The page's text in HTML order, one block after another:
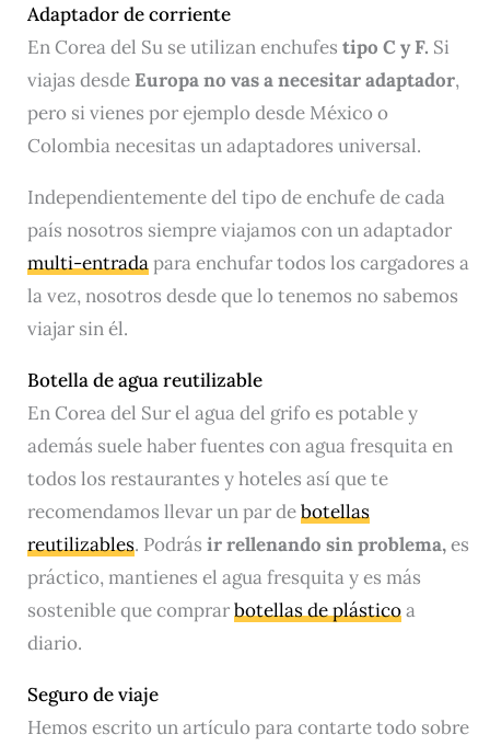
Adaptador de corriente
En Corea del Su se utilizan enchufes tipo C y F. Si
viajas desde Europa no vas a necesitar adaptador,
pero si vienes por ejemplo desde México o
Colombia necesitas un adaptadores universal.
Independientemente del tipo de enchufe de cada
país nosotros siempre viajamos con un adaptador
multi-entradapara enchufar todos los cargadores a
la vez, nosotros desde que lo tenemos no sabemos
viajar sin él.
Botella de agua reutilizable
En Corea del Sur el agua del grifo es potable y
además suele haber fuentes con agua fresquita en
todos los restaurantes y hoteles así que te
recomendamos llevar un par debotellas
reutilizables. Podrás ir rellenando sin problema,es
práctico, mantienes el agua fresquita y es más
sostenible que comprarbotellas de plásticoa
diario.
Seguro de viaje
Hemos escrito un artículo para contarte todo sobre